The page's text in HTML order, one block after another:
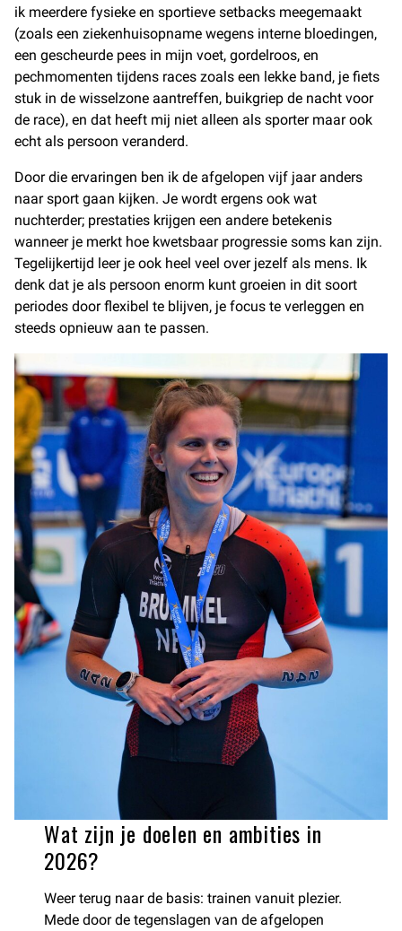
ik meerdere fysieke en sportieve setbacks meegemaakt
(zoals een ziekenhuisopname wegens interne bloedingen,
een gescheurde pees in mijn voet, gordelroos, en
pechmomenten tijdens races zoals een lekke band, je fiets
stuk in de wisselzone aantreffen, buikgriep de nacht voor
de race), en dat heeft mij niet alleen als sporter maar ook
echt als persoon veranderd.
Door die ervaringen ben ik de afgelopen vijf jaar anders
naar sport gaan kijken. Je wordt ergens ook wat
nuchterder; prestaties krijgen een andere betekenis
wanneer je merkt hoe kwetsbaar progressie soms kan zijn.
Tegelijkertijd leer je ook heel veel over jezelf als mens. Ik
denk dat je als persoon enorm kunt groeien in dit soort
periodes door flexibel te blijven, je focus te verleggen en
steeds opnieuw aan te passen.
Wat zijn je doelen en ambities in
2026?
Weer terug naar de basis: trainen vanuit plezier.
Mede door de tegenslagen van de afgelopen